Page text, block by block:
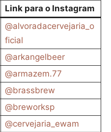
Link para o Instagram
@alvoradacervejaria_o
ficial
@arkangelbeer
@armazem.77
@brassbrew
@breworksp
@cervejaria_ewam